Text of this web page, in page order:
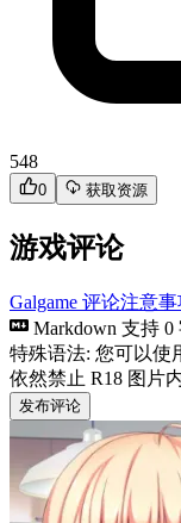
548
0 获取资源
游戏评论
Galgame 评论注意
Markdown 支持 0
特殊语法: 您可以使
依然禁止 R18 图片
发布评论